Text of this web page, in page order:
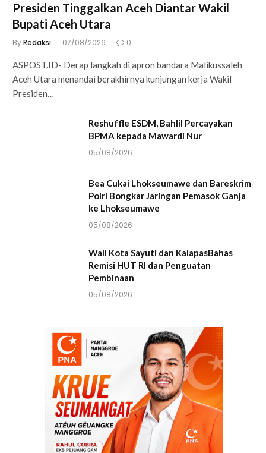
Presiden Tinggalkan Aceh Diantar Wakil
Bupati Aceh Utara
ByRedaksi 07/08/2026 0
ASPOST.ID- Derap langkah di apron bandara Malikussaleh
Aceh Utara menandai berakhirnya kunjungan kerja Wakil
Presiden…
Reshuffle ESDM, Bahlil Percayakan
BPMA kepada Mawardi Nur
05/08/2026
Bea Cukai Lhokseumawe dan Bareskrim
Polri Bongkar Jaringan Pemasok Ganja
ke Lhokseumawe
05/08/2026
Wali Kota Sayuti dan KalapasBahas
Remisi HUT RI dan Penguatan
Pembinaan
05/08/2026